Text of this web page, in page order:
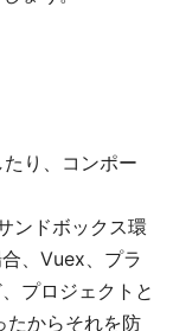
り、コンポー
ンドボックス環
、Vuex、プラ
プロジェクトと
たからそれを防